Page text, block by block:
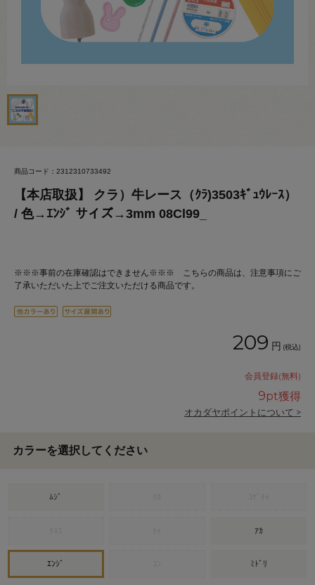
商品コード：2312310733492
【本店取扱】 クラ）牛レース（ｸﾗ)3503ｷﾞｭｳﾚｰｽ）
/ 色→ｴﾝｼﾞ サイズ→3mm 08Cl99_
※※※事前の在庫確認はできません※※※ こちらの商品は、注意事項にご
了承いただいた上でご注文いただける商品です。
209 円 (税込)
会員登録(無料)
9pt獲得
オカダヤポイントについて >
カラーを選択してください
ﾑｼﾞ
ｱｶ
ｴﾝｼﾞ ﾐﾄﾞﾘ